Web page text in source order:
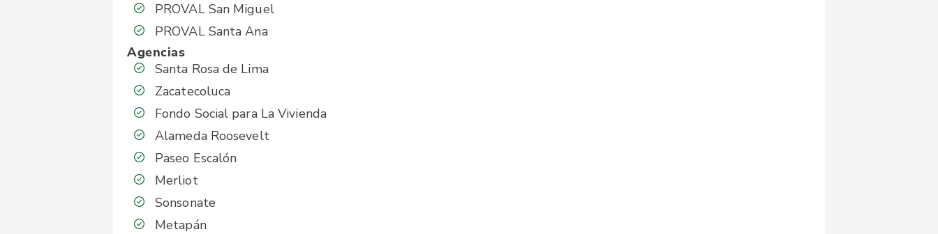
PROVAL San Miguel
PROVAL Santa Ana
Agencias
Santa Rosa de Lima
Zacatecoluca
Fondo Social para La Vivienda
Alameda Roosevelt
Paseo Escalón
Merliot
Sonsonate
Metapán